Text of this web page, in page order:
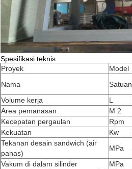
Spesifikasi teknis
Proyek
Model
Nama
Satuan
Volume kerja
L
Area pemanasan
M 2
Kecepatan pergaulan
Rpm
Kekuatan
Kw
Tekanan desain sandwich (air
panas)
MPa
Vakum di dalam silinder
MPa